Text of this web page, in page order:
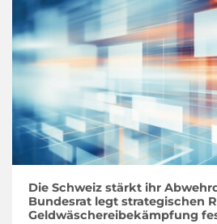
Die Schweiz stärkt ihr
Bundesrat legt strategischen
Geldwäschereibekämpfung